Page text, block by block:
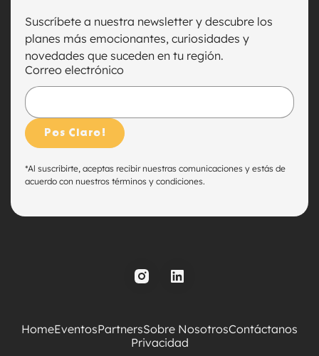
Suscríbete a nuestra newsletter y descubre los
planes más emocionantes, curiosidades y
novedades que suceden en tu región.
Correo electrónico
*Al suscribirte, aceptas recibir nuestras comunicaciones y estás de
acuerdo con nuestros términos y condiciones.
HomeEventosPartnersSobre NosotrosContáctanos
Privacidad